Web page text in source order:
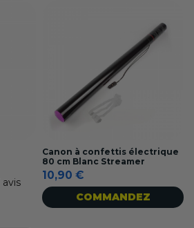
avis
Canon à confettis électrique
80 cm Blanc Streamer
10,90 €
COMMANDEZ